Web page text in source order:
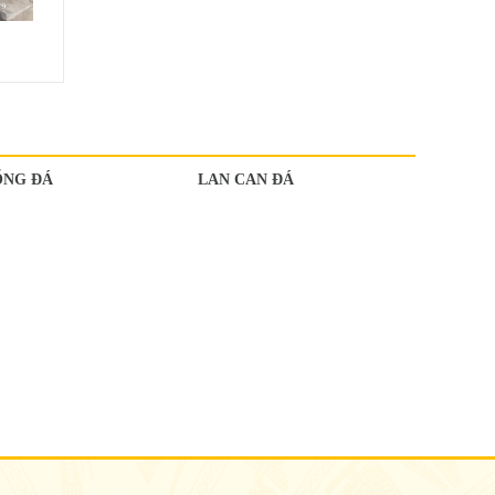
ĐÁ LAN CAN ĐÁ